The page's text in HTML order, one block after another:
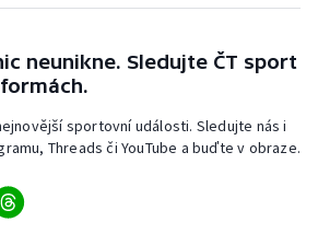
neunikne. Sledujte ČT sport
sportovní události. Sledujte nás i
Threads či YouTube a buďte v obraze.